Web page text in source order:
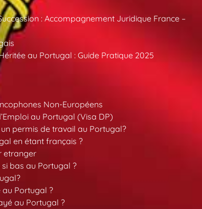
: Accompagnement Juridique France –
au Portugal : Guide Pratique 2025
Non-Européens
au Portugal (Visa DP)
permis de travail au Portugal?
en étant français ?
etranger
bas au Portugal ?
Portugal ?
au Portugal ?